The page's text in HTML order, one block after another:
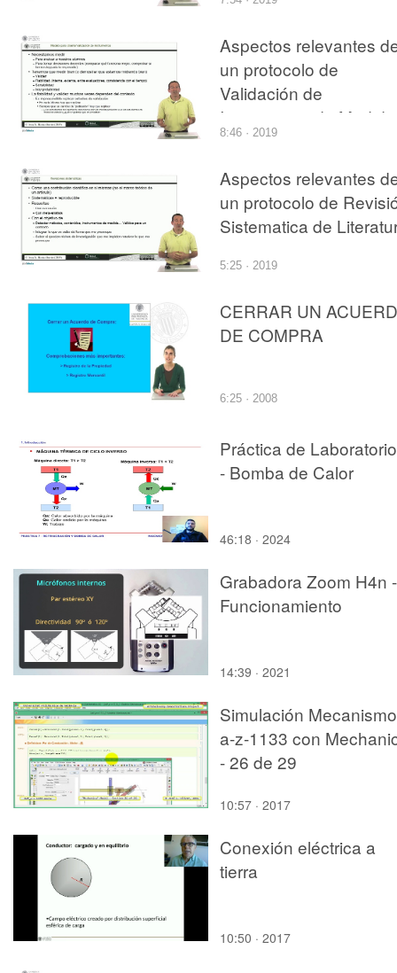
Aspectos relevantes
un protocolo de
Validación de
Instrumento de Medida
8:46 · 2019
Aspectos relevantes
un protocolo de
Sistematica de
5:25 · 2019
CERRAR UN
DE COMPRA
6:25 · 2008
Práctica de
- Bomba de Calor
46:18 · 2024
Grabadora Zoom H4n -
Funcionamiento
14:39 · 2021
Simulación Mecanismo
a-z-1133 con
- 26 de 29
10:57 · 2017
Conexión eléctrica a
tierra
10:50 · 2017